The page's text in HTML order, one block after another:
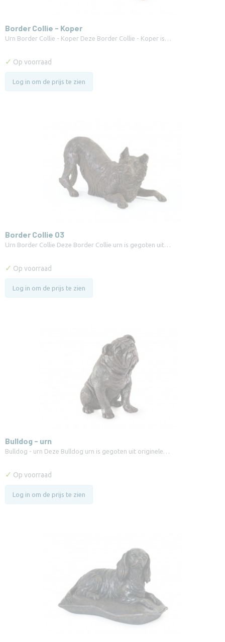
Border Collie - Koper
Urn Border Collie - Koper Deze Border Collie - Koper is…
✓ Op voorraad
Log in om de prijs te zien
Border Collie 03
Urn Border Collie Deze Border Collie urn is gegoten uit…
✓ Op voorraad
Log in om de prijs te zien
Bulldog - urn
Bulldog - urn Deze Bulldog urn is gegoten uit originele…
✓ Op voorraad
Log in om de prijs te zien